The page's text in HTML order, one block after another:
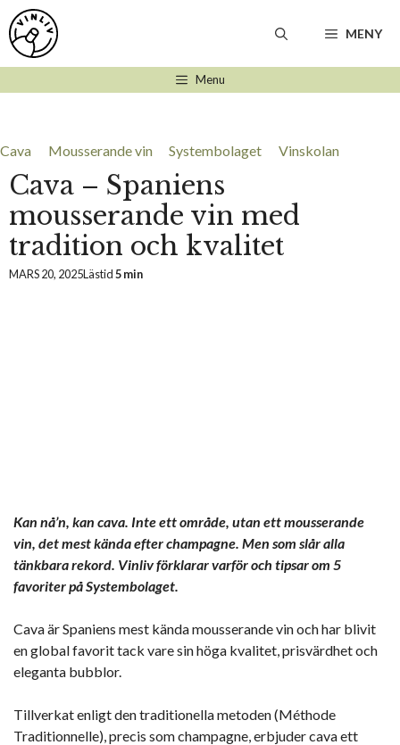
Hoppa
till
innehåll
MENY
Menu
Cava Mousserande vin Systembolaget Vinskolan
Cava – Spaniens
mousserande vin med
tradition och kvalitet
MARS 20, 2025Lästid5 min
Kan nå’n, kan cava. Inte ett område, utan ett mousserande
vin, det mest kända efter champagne. Men som slår alla
tänkbara rekord. Vinliv förklarar varför och tipsar om 5
favoriter på Systembolaget.
Cava är Spaniens mest kända mousserande vin och har blivit
en global favorit tack vare sin höga kvalitet, prisvärdhet och
eleganta bubblor.
Tillverkat enligt den traditionella metoden (Méthode
Traditionnelle), precis som champagne, erbjuder cava ett